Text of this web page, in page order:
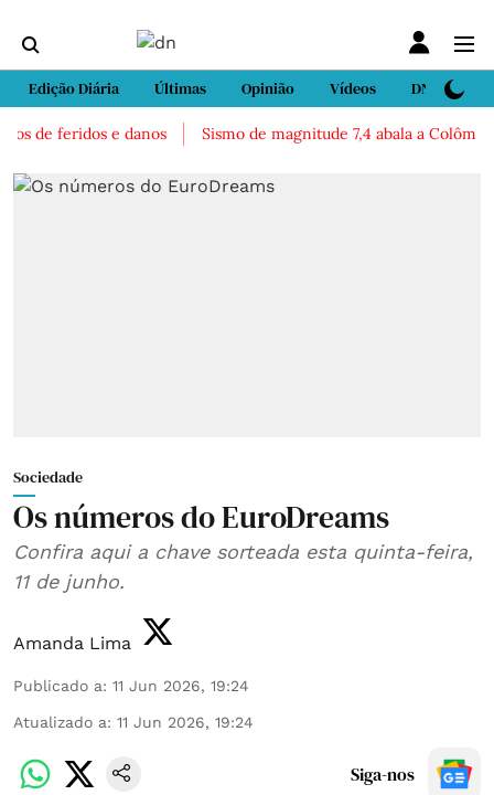
Edição Diária Últimas Opinião Vídeos DN Sport
de feridos e danos Sismo de magnitude 7,4 abala a
Sociedade
Os números do EuroDreams
Confira aqui a chave sorteada esta quinta-feira,
11 de junho.
Amanda Lima
Publicado a: 11 Jun 2026, 19:24
Atualizado a: 11 Jun 2026, 19:24
Siga-nos